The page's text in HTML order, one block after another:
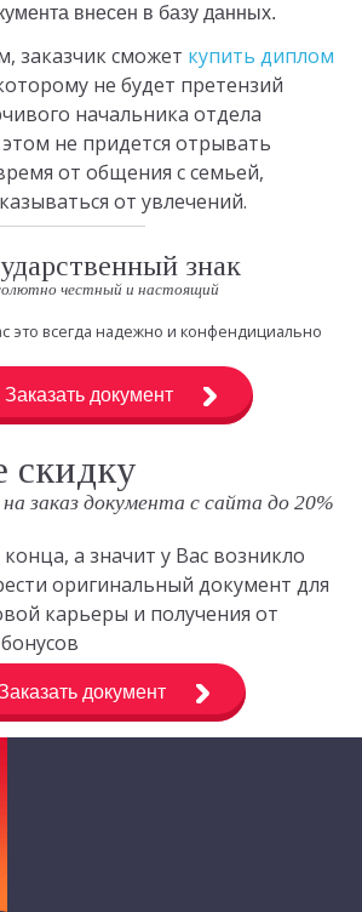
внесен в базу данных.
заказчик сможет купить диплом
не будет претензий
начальника отдела
не придется отрывать
от общения с семьей,
от увлечений.
знак
честный и настоящий
это всегда надежно и конфендициально
Заказать документ
скидку
заказ документа с сайта до 20%
а значит у Вас возникло
оригинальный документ для
карьеры и получения от
документ